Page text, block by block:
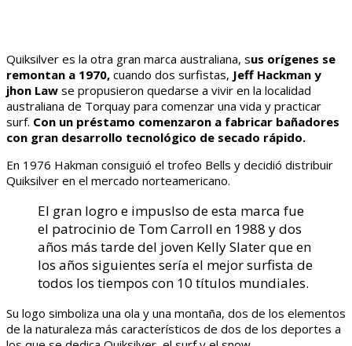
Quiksilver es la otra gran marca australiana, sus orígenes se
remontan a 1970, cuando dos surfistas, Jeff Hackman y
jhon Law se propusieron quedarse a vivir en la localidad
australiana de Torquay para comenzar una vida y practicar
surf. Con un préstamo comenzaron a fabricar bañadores
con gran desarrollo tecnológico de secado rápido.
En 1976 Hakman consiguió el trofeo Bells y decidió distribuir
Quiksilver en el mercado norteamericano.
El gran logro e impuslso de esta marca fue
el patrocinio de Tom Carroll en 1988 y dos
años más tarde del joven Kelly Slater que en
los años siguientes sería el mejor surfista de
todos los tiempos con 10 títulos mundiales.
Su logo simboliza una ola y una montaña, dos de los elementos
de la naturaleza más característicos de dos de los deportes a